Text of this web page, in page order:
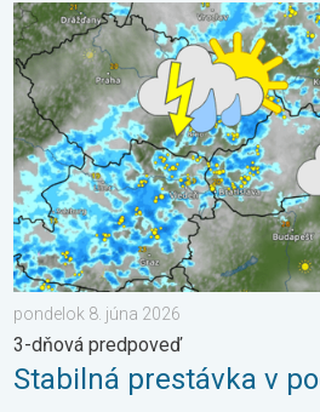
Stabilná prestávka v počasí sa
pondelok 8. júna 2026
3-dňová predpoveď
Stabilná prestávka v